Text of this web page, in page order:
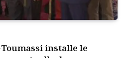
Toumassi installe le